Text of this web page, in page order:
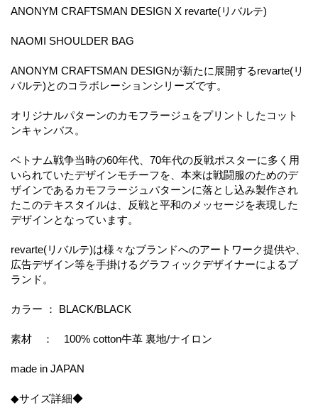
ANONYM CRAFTSMAN DESIGN X revarte(リバルテ)
NAOMI SHOULDER BAG
ANONYM CRAFTSMAN DESIGNが新たに展開するrevarte(リ
バルテ)とのコラボレーションシリーズです。
オリジナルパターンのカモフラージュをプリントしたコット
ンキャンバス。
ベトナム戦争当時の60年代、70年代の反戦ポスターに多く用
いられていたデザインモチーフを、本来は戦闘服のためのデ
ザインであるカモフラージュパターンに落とし込み製作され
たこのテキスタイルは、反戦と平和のメッセージを表現した
デザインとなっています。
revarte(リバルテ)は様々なブランドへのアートワーク提供や、
広告デザイン等を手掛けるグラフィックデザイナーによるブ
ランド。
カラー ： BLACK/BLACK
素材 ： 100% cotton牛革 裏地/ナイロン
made in JAPAN
◆サイズ詳細◆